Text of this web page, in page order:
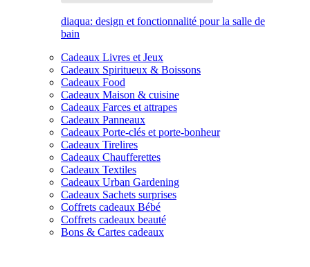
diaqua: design et fonctionnalité pour la salle de
bain
Cadeaux Livres et Jeux
Cadeaux Spiritueux & Boissons
Cadeaux Food
Cadeaux Maison & cuisine
Cadeaux Farces et attrapes
Cadeaux Panneaux
Cadeaux Porte-clés et porte-bonheur
Cadeaux Tirelires
Cadeaux Chaufferettes
Cadeaux Textiles
Cadeaux Urban Gardening
Cadeaux Sachets surprises
Coffrets cadeaux Bébé
Coffrets cadeaux beauté
Bons & Cartes cadeaux